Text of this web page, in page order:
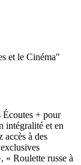
et le Cinéma"
+ pour
intégralité et en
accès à des
« Roulette russe à